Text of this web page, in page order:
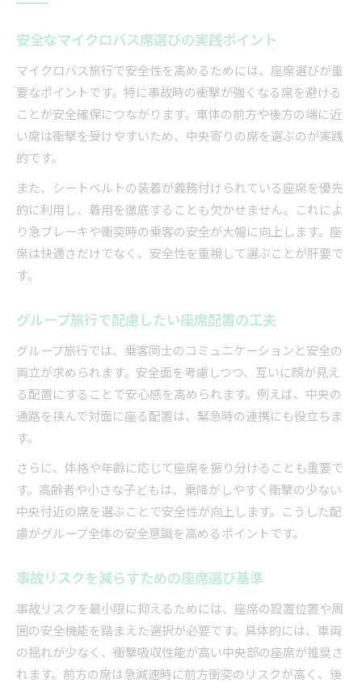
安全なマイクロバス席選びの実践ポイント
マイクロバス旅行で安全性を高めるためには、座席選びが重
要なポイントです。特に事故時の衝撃が強くなる席を避ける
ことが安全確保につながります。車体の前方や後方の端に近
い席は衝撃を受けやすいため、中央寄りの席を選ぶのが実践
的です。
また、シートベルトの装着が義務付けられている座席を優先
的に利用し、着用を徹底することも欠かせません。これによ
り急ブレーキや衝突時の乗客の安全が大幅に向上します。座
席は快適さだけでなく、安全性を重視して選ぶことが肝要で
す。
グループ旅行で配慮したい座席配置の工夫
グループ旅行では、乗客同士のコミュニケーションと安全の
両立が求められます。安全面を考慮しつつ、互いに顔が見え
る配置にすることで安心感を高められます。例えば、中央の
通路を挟んで対面に座る配置は、緊急時の連携にも役立ちま
す。
さらに、体格や年齢に応じて座席を振り分けることも重要で
す。高齢者や小さな子どもは、乗降がしやすく衝撃の少ない
中央付近の席を選ぶことで安全性が向上します。こうした配
慮がグループ全体の安全意識を高めるポイントです。
事故リスクを減らすための座席選び基準
事故リスクを最小限に抑えるためには、座席の設置位置や周
囲の安全機能を踏まえた選択が必要です。具体的には、車両
の揺れが少なく、衝撃吸収性能が高い中央部の座席が推奨さ
れます。前方の席は急減速時に前方衝突のリスクが高く、後